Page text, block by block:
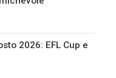
2026: EFL Cup e